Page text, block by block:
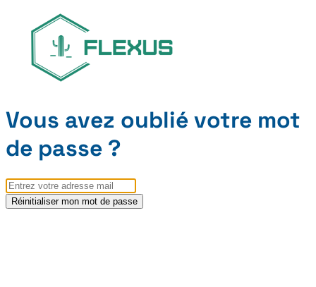
Vous avez oublié votre mot
de passe ?